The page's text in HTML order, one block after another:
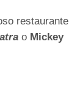
restaurante
o Mickey